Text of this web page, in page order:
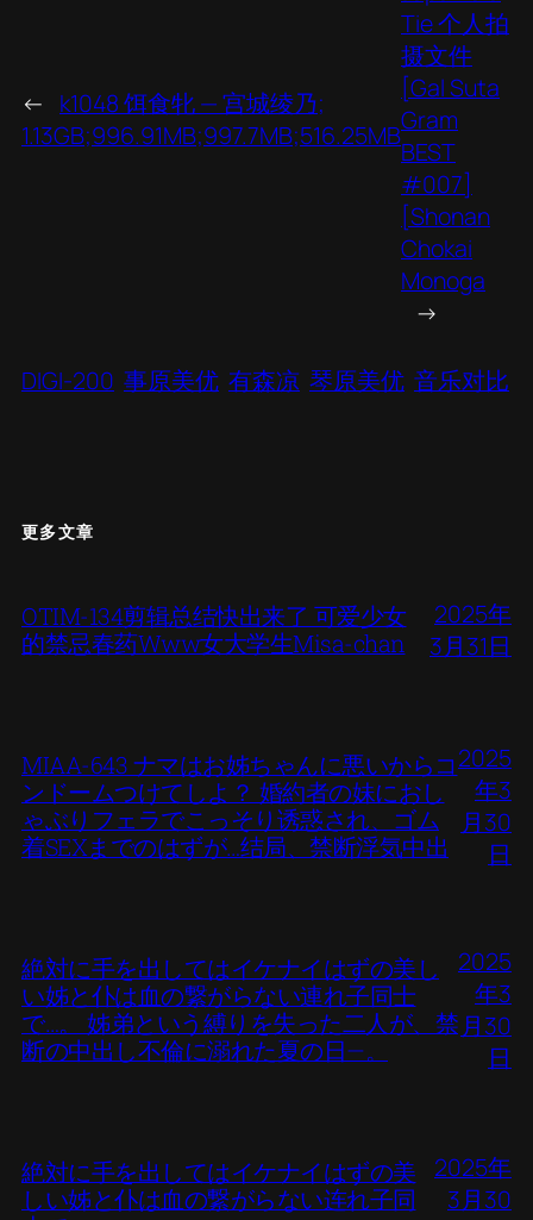
← k1048 饵食牝 — 宫城绫乃;
1.13GB;996.91MB;997.7MB;516.25MB
Tie 个人拍
摄文件
[Gal Suta
Gram
BEST
#007]
[Shonan
Chokai
Monoga
→
DIGI-200 事原美优 有森凉 琴原美优 音乐对比
更多文章
OTIM-134剪辑总结快出来了 可爱少女
的禁忌春药Www女大学生Misa-chan
2025年
3月31日
MIAA-643 ナマはお姊ちゃんに悪いからコ
ンドームつけてしよ？ 婚約者の妹におし
ゃぶりフェラでこっそり诱惑され、ゴム
着SEXまでのはずが…结局、禁断浮気中出
2025
年3
月30
日
絶対に手を出してはイケナイはずの美し
い姊と仆は血の繋がらない連れ子同士
で…。 姊弟という縛りを失った二人が、禁
断の中出し不倫に溺れた夏の日―。
2025
年3
月30
日
絶対に手を出してはイケナイはずの美
しい姊と仆は血の繋がらない连れ子同
2025年
3月30